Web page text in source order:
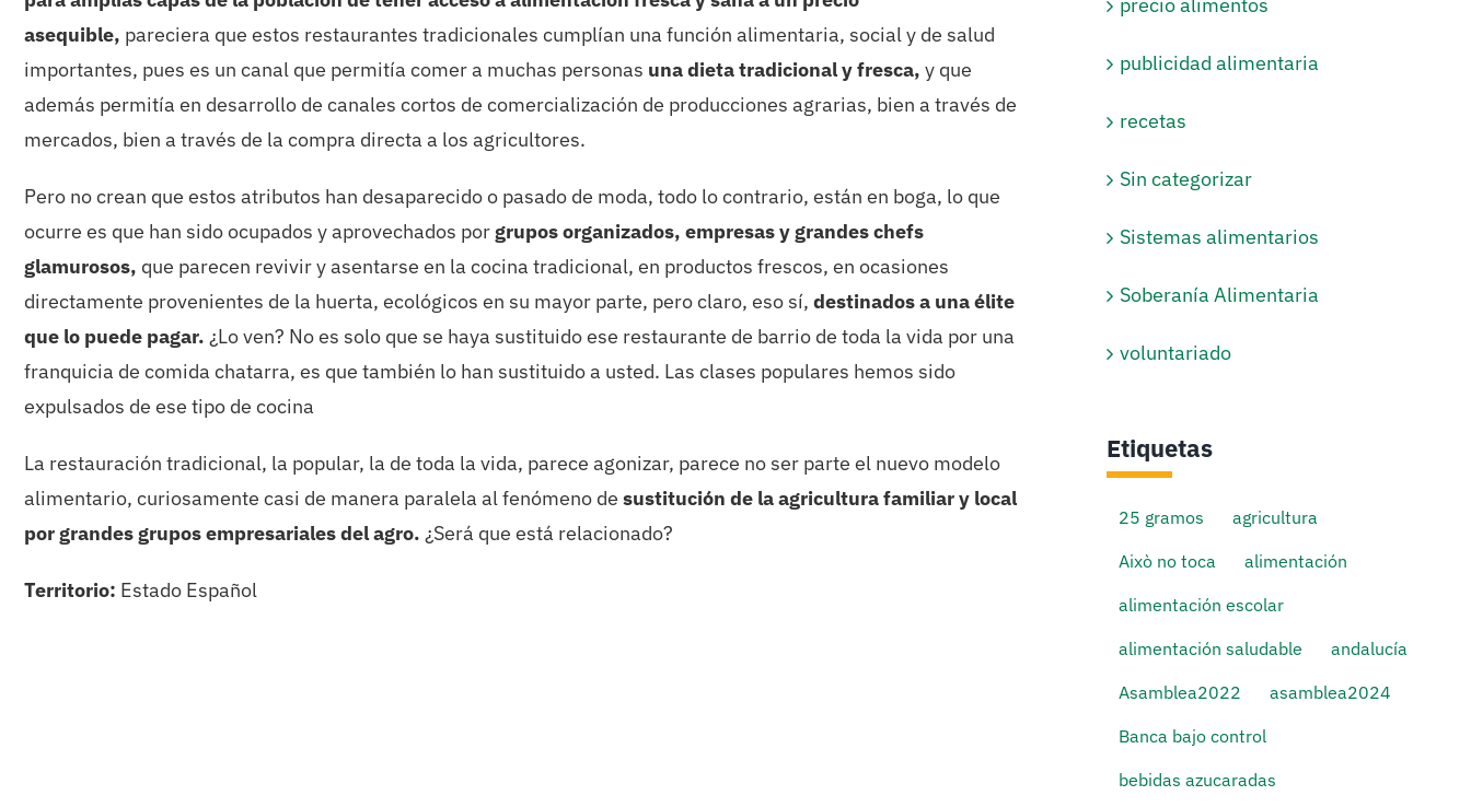
asequible, pareciera que estos restaurantes tradicionales cumplían una función alimentaria, social y de salud
importantes, pues es un canal que permitía comer a muchas personas una dieta tradicional y fresca, y que
además permitía en desarrollo de canales cortos de comercialización de producciones agrarias, bien a través de
mercados, bien a través de la compra directa a los agricultores.
Pero no crean que estos atributos han desaparecido o pasado de moda, todo lo contrario, están en boga, lo que
ocurre es que han sido ocupados y aprovechados porgrupos organizados, empresas y grandes chefs
glamurosos, que parecen revivir y asentarse en la cocina tradicional, en productos frescos, en ocasiones
directamente provenientes de la huerta, ecológicos en su mayor parte, pero claro, eso sí, destinados a una élite
que lo puede pagar. ¿Lo ven? No es solo que se haya sustituido ese restaurante de barrio de toda la vida por una
franquicia de comida chatarra, es que también lo han sustituido a usted. Las clases populares hemos sido
expulsados de ese tipo de cocina
La restauración tradicional, la popular, la de toda la vida, parece agonizar, parece no ser parte el nuevo modelo
alimentario, curiosamente casi de manera paralela al fenómeno de sustitución de la agricultura familiar y local
por grandes grupos empresariales del agro. ¿Será que está relacionado?
Territorio: Estado Español
publicidad alimentaria
recetas
Sin categorizar
Sistemas alimentarios
Soberanía Alimentaria
voluntariado
Etiquetas
25 gramos
agricultura
Això no toca
alimentación
alimentación escolar
alimentación saludable
andalucía
Asamblea2022
asamblea2024
Banca bajo control
bebidas azucaradas